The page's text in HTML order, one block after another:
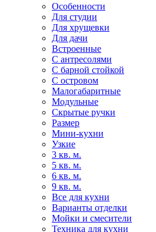
Особенности
Для студии
Для хрущевки
Для дачи
Встроенные
С антресолями
С барной стойкой
С островом
Малогабаритные
Модульные
Скрытые ручки
Размер
Мини-кухни
Узкие
3 кв. м.
5 кв. м.
6 кв. м.
9 кв. м.
Все для кухни
Варианты отделки
Мойки и смесители
Техника для кухни